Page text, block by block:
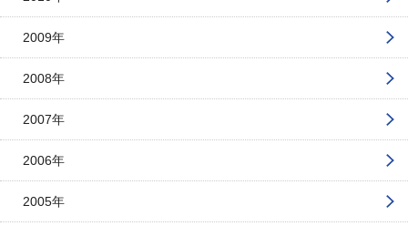
2009年
2008年
2007年
2006年
2005年